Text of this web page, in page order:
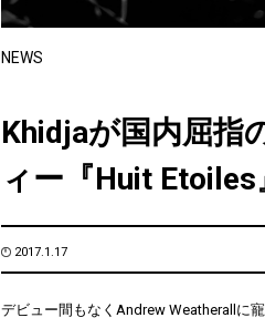
NEWS
Khidjaが国内屈指
ィー『Huit Etoiles
2017.1.17
デビュー間もなくAndrew Weatherallに